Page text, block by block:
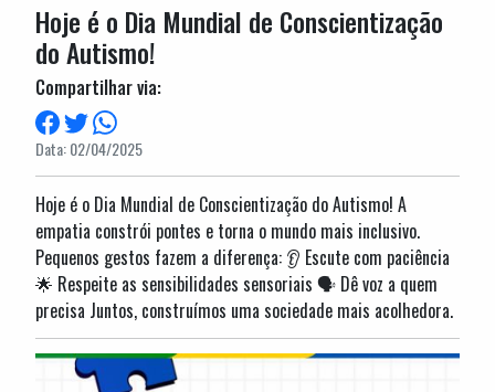
Hoje é o Dia Mundial de Conscientização
do Autismo!
Compartilhar via:
Data: 02/04/2025
Hoje é o Dia Mundial de Conscientização do Autismo! A
empatia constrói pontes e torna o mundo mais inclusivo.
Pequenos gestos fazem a diferença: 👂 Escute com paciência
🌟 Respeite as sensibilidades sensoriais 🗣️ Dê voz a quem
precisa Juntos, construímos uma sociedade mais acolhedora.